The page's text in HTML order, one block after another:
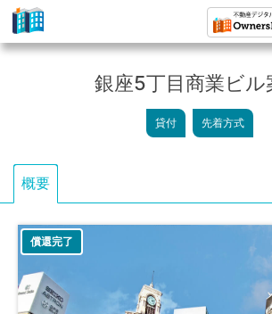
ク
フ
ァ
ン
デ
ィ
銀座5丁目商業ビル
貸付 先着方式
概要
償還完了